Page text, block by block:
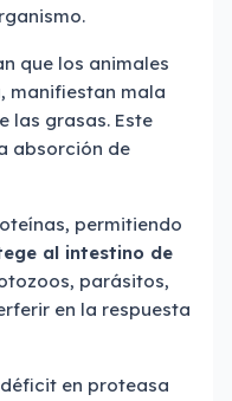
que los animales
manifiestan mala
las grasas. Este
absorción de
permitiendo
al intestino de
parásitos,
en la respuesta
en proteasa